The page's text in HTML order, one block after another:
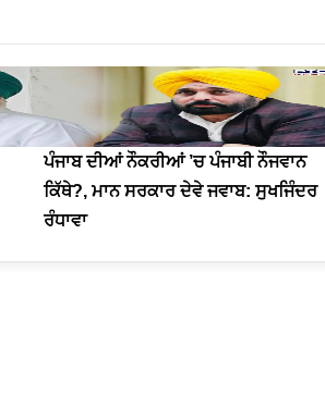
ਪੰਜਾਬ ਦੀਆਂ ਨੌਕਰੀਆਂ ’ਚ ਪੰਜਾਬੀ ਨੌਜਵਾਨ
ਕਿੱਥੇ?, ਮਾਨ ਸਰਕਾਰ ਦੇਵੇ ਜਵਾਬ: ਸੁਖਜਿੰਦਰ
ਰੰਧਾਵਾ